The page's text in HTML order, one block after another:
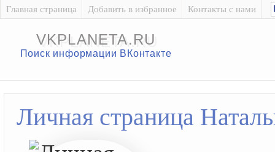
Главная страница Добавить в избранное Контакты с нами
VKPLANETA.RU
Поиск информации ВКонтакте
Личная страница